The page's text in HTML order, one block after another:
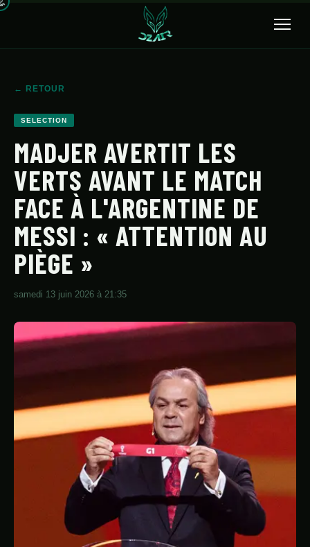
ACCUEIL
SÉLECTION
TRANSFERTS
CLUBS
CHAMPIONNAT
GALERIE
CONTACT
← RETOUR
SELECTION
MADJER AVERTIT LES
VERTS AVANT LE MATCH
FACE À L'ARGENTINE DE
MESSI : « ATTENTION AU
PIÈGE »
samedi 13 juin 2026 à 21:35